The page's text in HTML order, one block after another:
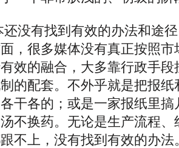
还没有找到有效的办法和途
， 很多媒体没有真正按照市
效的融合， 大多靠行政手
的配套。 不外乎就是把报纸
干各的；或是一家报纸里搞
不换药。无论是生产流程
不上，没有找到有效的办